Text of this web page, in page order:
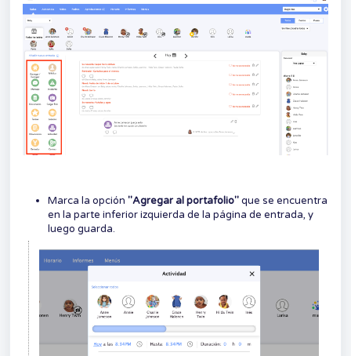
Marca la opción "Agregar al portafolio"que se encuentra
en la parte inferior izquierda de la página de entrada, y
luego guarda.